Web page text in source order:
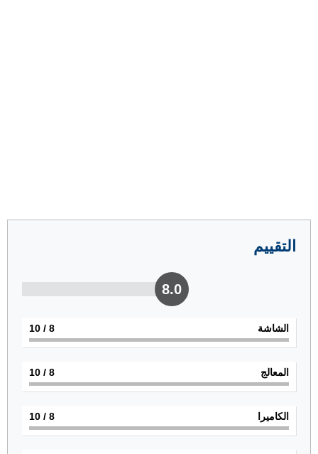
التقييم
8.0
الشاشة 8
/ 10
المعالج 8
/ 10
الكاميرا 8
/ 10